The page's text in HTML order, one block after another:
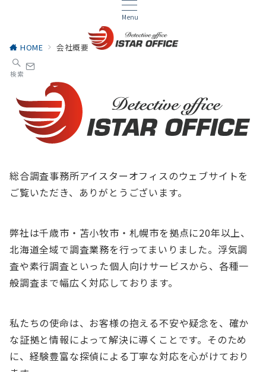
Menu
検索
HOME 会社概要
総合調査事務所アイスターオフィスのウェブサイトを
ご覧いただき、ありがとうございます。
弊社は千歳市・苫小牧市・札幌市を拠点に20年以上、
北海道全域で調査業務を行ってまいりました。浮気調
査や素行調査といった個人向けサービスから、各種一
般調査まで幅広く対応しております。
私たちの使命は、お客様の抱える不安や疑念を、確か
な証拠と情報によって解決に導くことです。そのため
に、経験豊富な探偵による丁寧な対応を心がけており